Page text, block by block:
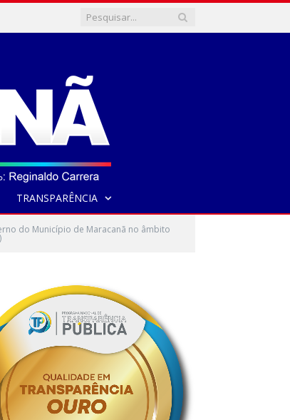
TRANSPARÊNCIA
do Município de Maracanã no âmbito